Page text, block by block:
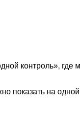
контроль», где
показать на